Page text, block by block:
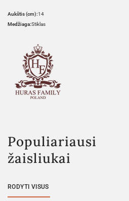
Aukštis (cm):14
Medžiaga:Stiklas
Populiariausi
žaisliukai
RODYTI VISUS